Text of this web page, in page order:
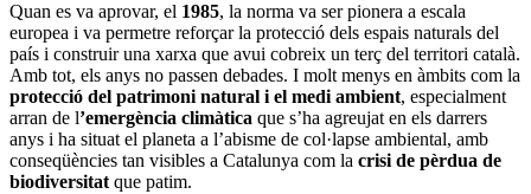
Quan es va aprovar, el 1985, la norma va ser pionera a escala
europea i va permetre reforçar la protecció dels espais naturals del
país i construir una xarxa que avui cobreix un terç del territori català.
Amb tot, els anys no passen debades. I molt menys en àmbits com la
protecció del patrimoni natural i el medi ambient, especialment
arran de l’emergència climàtica que s’ha agreujat en els darrers
anys i ha situat el planeta a l’abisme de col·lapse ambiental, amb
conseqüències tan visibles a Catalunya com la crisi de pèrdua de
biodiversitatque patim.